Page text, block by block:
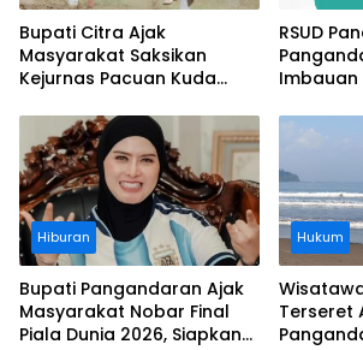
Bupati Citra Ajak
Masyarakat Saksikan
Kejurnas Pacuan Kuda
Legokjawa
RSUD
Hiburan
Bupati Pangandaran Ajak
Masyarakat Nobar Final
Piala Dunia 2026, Siapkan
Hukum
Terseret